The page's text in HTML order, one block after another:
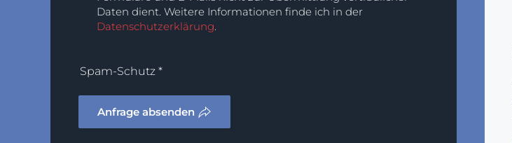
Daten dient. Weitere Informationen finde ich in der
Datenschutzerklärung.
Spam-Schutz *
Anfrage absenden